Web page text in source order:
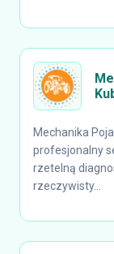
Mechanika
profesjonalny
rzetelną
rzeczywisty...